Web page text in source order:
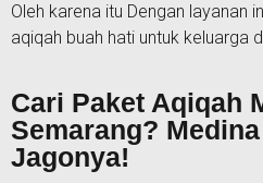
Oleh karena itu Dengan layanan
aqiqah buah hati untuk keluarga
Cari Paket Aqiqah
Semarang?
Jagonya!